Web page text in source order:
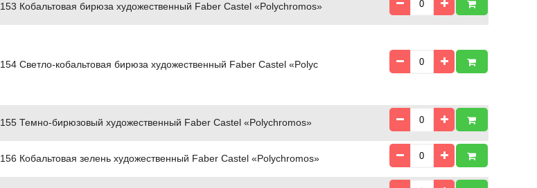
153 Кобальтовая бирюза художественный Faber Castel «Polychromos»
154 Светло-кобальтовая бирюза художественный Faber Castel «Polyc
155 Темно-бирюзовый художественный Faber Castel «Polychromos»
156 Кобальтовая зелень художественный Faber Castel «Polychromos»